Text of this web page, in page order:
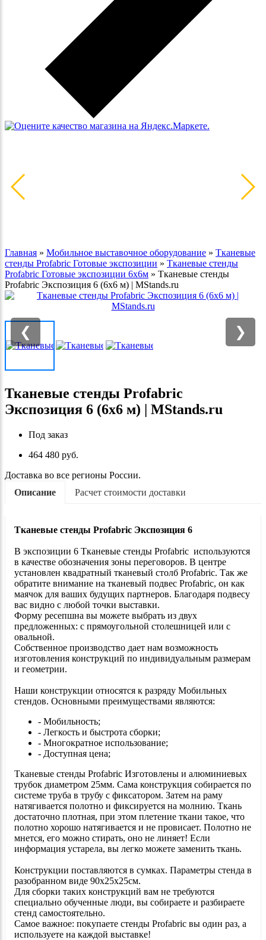
Главная » Мобильное выставочное оборудование » Тканевые
стенды Profabric Готовые экспозиции » Тканевые стенды
Profabric Готовые экспозиции 6х6м » Тканевые стенды
Profabric Экспозиция 6 (6х6 м) | MStands.ru
❮ ❯
Тканевые стенды Profabric
Экспозиция 6 (6х6 м) | MStands.ru
Под заказ
464 480 руб.
Доставка во все регионы России.
Описание
Расчет стоимости доставки
Тканевые стенды Profabric Экспозиция 6
В экспозиции 6 Тканевые стенды Profabric используются
в качестве обозначения зоны переговоров. В центре
установлен квадратный тканевый столб Profabric. Так же
обратите внимание на тканевый подвес Profabric, он как
маячок для ваших будущих партнеров. Благодаря подвесу
вас видно с любой точки выставки.
Форму ресепшна вы можете выбрать из двух
предложенных: с прямоугольной столешницей или с
овальной.
Собственное производство дает нам возможность
изготовления конструкций по индивидуальным размерам
и геометрии.
Наши конструкции относятся к разряду Мобильных
стендов. Основными преимуществами являются:
- Мобильность;
- Легкость и быстрота сборки;
- Многократное использование;
- Доступная цена;
Тканевые стенды Profabric Изготовлены и алюминиевых
трубок диаметром 25мм. Сама конструкция собирается по
системе труба в трубу с фиксатором. Затем на раму
натягивается полотно и фиксируется на молнию. Ткань
достаточно плотная, при этом плетение ткани такое, что
полотно хорошо натягивается и не провисает. Полотно не
мнется, его можно стирать, оно не линяет! Если
информация устарела, вы легко можете заменить ткань.
Конструкции поставляются в сумках. Параметры стенда в
разобранном виде 90х25х25см.
Для сборки таких конструкций вам не требуются
специально обученные люди, вы собираете и разбираете
стенд самостоятельно.
Самое важное: покупаете стенды Profabric вы один раз, а
используете на каждой выставке!